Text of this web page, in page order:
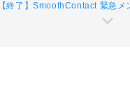
【終了】SmoothContact 緊急